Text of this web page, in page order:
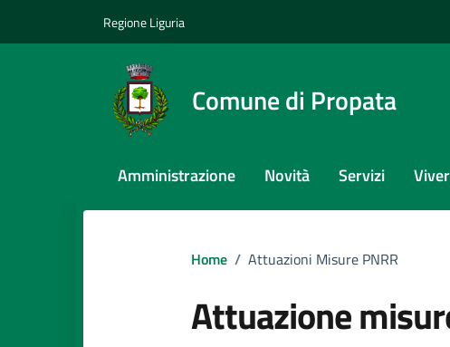
Regione Liguria
Comune di Propata
Amministrazione Novità Servizi
Home / Attuazioni Misure PNRR
Attuazione